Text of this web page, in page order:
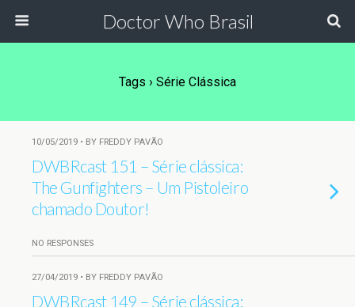
Doctor Who Brasil
Tags › Série Clássica
10/05/2019 • BY FREDDY PAVÃO
DWBRcast 151 – Série clássica:
The Gunfighters – Um Pistoleiro
chamado Doutor!
NO RESPONSES
27/04/2019 • BY FREDDY PAVÃO
DWBRcast 149 – Série clássica: